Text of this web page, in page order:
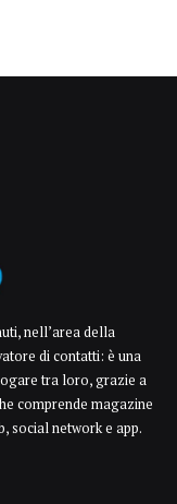
nell’area della
di contatti: è una
tra loro, grazie a
comprende magazine
social network e app.